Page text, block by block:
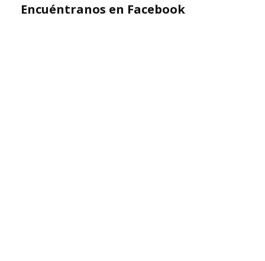
Encuéntranos en Facebook